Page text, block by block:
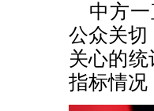
中方
公众关切
关心的
指标情况